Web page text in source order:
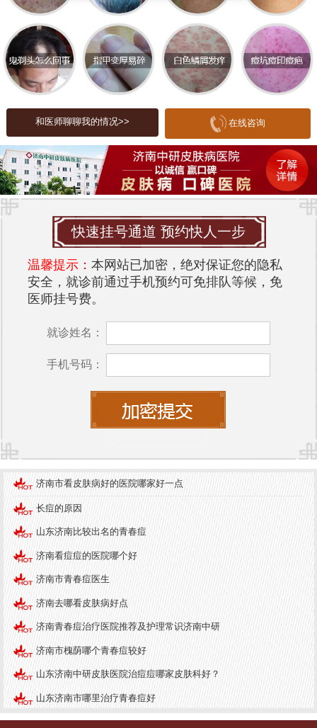
要。
皮肤病常识
皮肤病种类繁多，包括湿疹、牛皮癣、皮肤过敏、
痤疮等。了解这些常见皮肤病的症状和成因，有助
于早期发现和治疗。比如，湿疹常表现为皮肤红
肿、瘙痒，而痤疮则多见于青春期的青少年，主要
由于油脂分泌过多和毛孔堵塞引起。了解这些常
识，可以帮助患者更好地识别自身的皮肤问题，并
及时就医。
预防皮肤病
预防皮肤病的关键在于保持良好的生活习惯和卫生
习惯。首先，保持皮肤清洁，定期洗澡，使用适合
自己肤质的护肤品。其次，注意饮食，增加水果和
蔬菜的摄入，减少油腻和辛辣食物的摄入。此外，
保持良好的作息，避免熬夜，增强身体免疫力也能
有效预防皮肤病的发生。
在山东市，济南中研皮肤病医院
病诊疗的专业医院。医院拥有一支经验丰富的医疗
团队，配备出色的医疗设备，能够为患者提供精准
的诊断和个性化的治疗方案。医院的环境优雅，设
有舒适的候诊区和温馨的病房，为患者提供了良好
的就医体验。
医院优质服务与护理
济南中研皮肤病医院注重患者的就医体验，提供优
质的服务。医院设有专门的咨询热线，患者可以随
时咨询皮肤健康问题。此外，医院的护理团队经过
专业培训，能够为患者提供细致入微的护理服务，
确保患者在治疗过程中的舒适与安全。
总之，选择一家专业的皮肤病医院对于皮肤病的治
疗至关重要。济南中研皮肤病医院凭借其优质的服
务和专业的医疗团队，成为了众多患者的首选。关
注皮肤健康，从了解皮肤病常识和预防措施开始，
选择合适的医院，才能更好地维护我们的皮肤健
和医师聊聊我的情况>> 在线咨询
快速挂号通道 预约快人一步
温馨提示： 本网站已加密，绝对保证您的隐私
安全，就诊前通过手机预约可免排队等候，免
医师挂号费。
就诊姓名：
手机号码：
济南市看皮肤病好的医院哪家好一点
长痘的原因
山东济南比较出名的青春痘
济南看痘痘的医院哪个好
济南市青春痘医生
济南去哪看皮肤病好点
济南青春痘治疗医院推荐及护理常识济南中研
济南市槐荫哪个青春痘较好
山东济南中研皮肤医院治痘痘哪家皮肤科好？
山东济南市哪里治疗青春痘好